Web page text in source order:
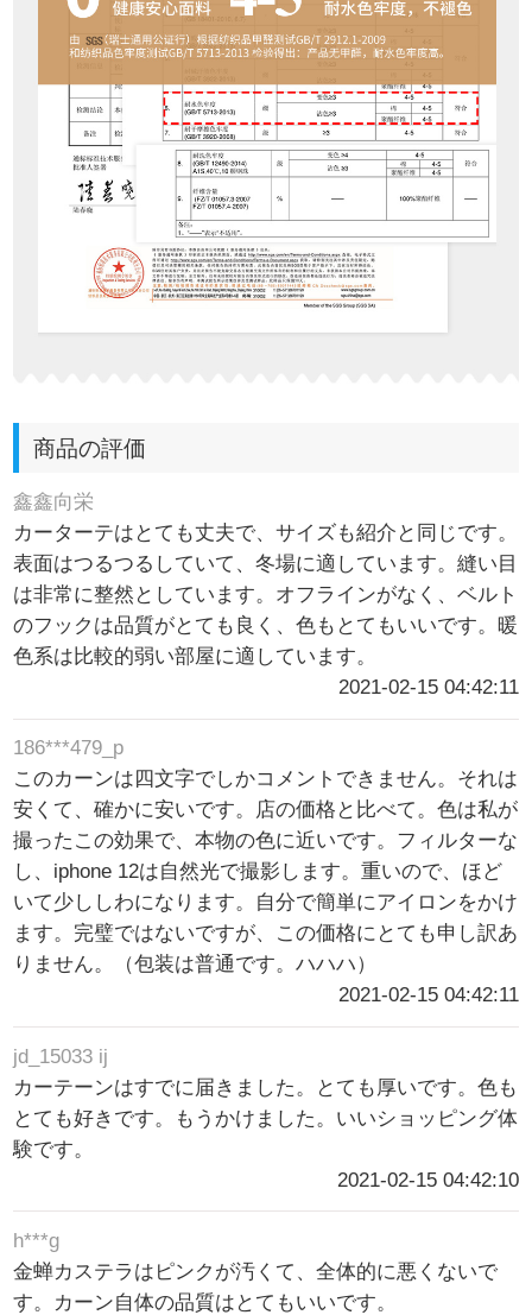
商品の評価
鑫鑫向栄
カーターテはとても丈夫で、サイズも紹介と同じです。
表面はつるつるしていて、冬場に適しています。縫い目
は非常に整然としています。オフラインがなく、ベルト
のフックは品質がとても良く、色もとてもいいです。暖
色系は比較的弱い部屋に適しています。
2021-02-15 04:42:11
186***479_p
このカーンは四文字でしかコメントできません。それは
安くて、確かに安いです。店の価格と比べて。色は私が
撮ったこの効果で、本物の色に近いです。フィルターな
し、iphone 12は自然光で撮影します。重いので、ほど
いて少ししわになります。自分で簡単にアイロンをかけ
ます。完璧ではないですが、この価格にとても申し訳あ
りません。（包装は普通です。ハハハ）
2021-02-15 04:42:11
jd_15033 ij
カーテーンはすでに届きました。とても厚いです。色も
とても好きです。もうかけました。いいショッピング体
験です。
2021-02-15 04:42:10
h***g
金蝉カステラはピンクが汚くて、全体的に悪くないで
す。カーン自体の品質はとてもいいです。